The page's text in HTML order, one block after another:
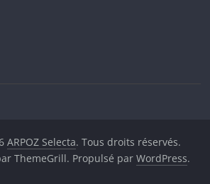
ARPOZ Selecta. Tous droits réservés.
ThemeGrill. Propulsé parWordPress.